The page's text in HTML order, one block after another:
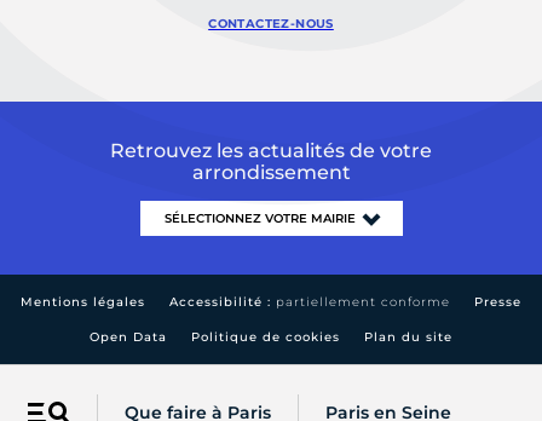
Que faire à Paris Paris en Seine
CONTACTEZ-NOUS
Retrouvez les actualités de votre
arrondissement
Mentions légales Accessibilité : partiellement conforme Presse
Open Data Politique de cookies Plan du site